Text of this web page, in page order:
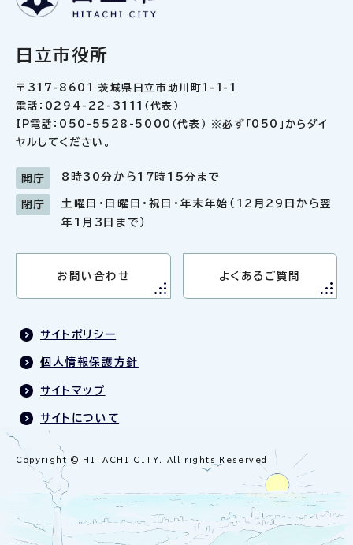
日立市役所
〒317-8601 茨城県日立市助川町1-1-1
電話：0294-22-3111（代表）
IP電話：050-5528-5000（代表） ※必ず「050」からダイ
ヤルしてください。
開庁 8時30分から17時15分まで
閉庁
土曜日・日曜日・祝日・年末年始（12月29日から翌
年1月3日まで）
お問い合わせ よくあるご質問
サイトポリシー
個人情報保護方針
サイトマップ
サイトについて
Copyright © HITACHI CITY. All rights Reserved.